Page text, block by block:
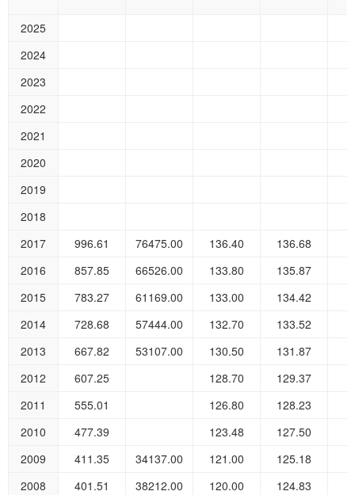
2025
2024
2023
2022
2021
2020
2019
2018
2017
996.61 76475.00 136.40 136.68
2016
857.85 66526.00 133.80 135.87
2015
783.27 61169.00 133.00 134.42
2014
728.68 57444.00 132.70 133.52
2013
667.82 53107.00 130.50 131.87
2012
607.25 128.70 129.37
2011
555.01 126.80 128.23
2010
477.39 123.48 127.50
2009
411.35 34137.00 121.00 125.18
2008
401.51 38212.00 120.00 124.83